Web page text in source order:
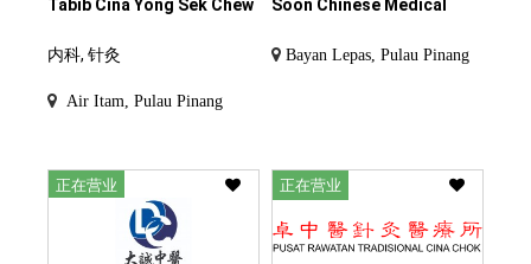
Tabib Cina Yong Sek Chew
内科, 针灸
Air Itam, Pulau Pinang
Soon Chinese Medical
Bayan Lepas, Pulau Pinang
正在营业 正在营业